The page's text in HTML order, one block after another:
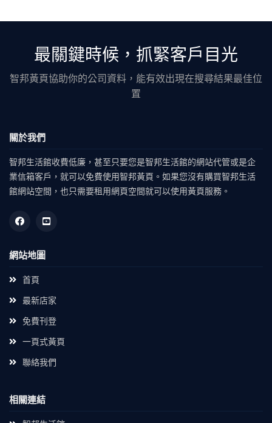
最關鍵時候，抓緊客戶目光
智邦黃頁協助你的公司資料，能有效出現在搜尋結果最佳位
置
關於我們
智邦生活館收費低廉，甚至只要您是智邦生活館的網站代管或是企
業信箱客戶，就可以免費使用智邦黃頁。如果您沒有購買智邦生活
館網站空間，也只需要租用網頁空間就可以使用黃頁服務。
網站地圖
首頁
最新店家
免費刊登
一頁式黃頁
聯絡我們
相關連結